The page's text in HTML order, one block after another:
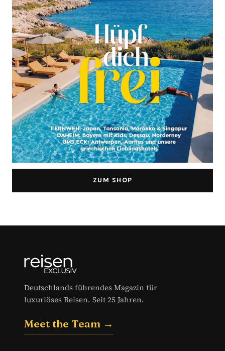
ZUM SHOP
Deutschlands führendes Magazin für
Meet the Team →